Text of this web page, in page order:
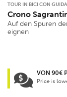
TOUR IN BICI CON
Crono
Auf den Spuren
eignen
VON 90€
Price is